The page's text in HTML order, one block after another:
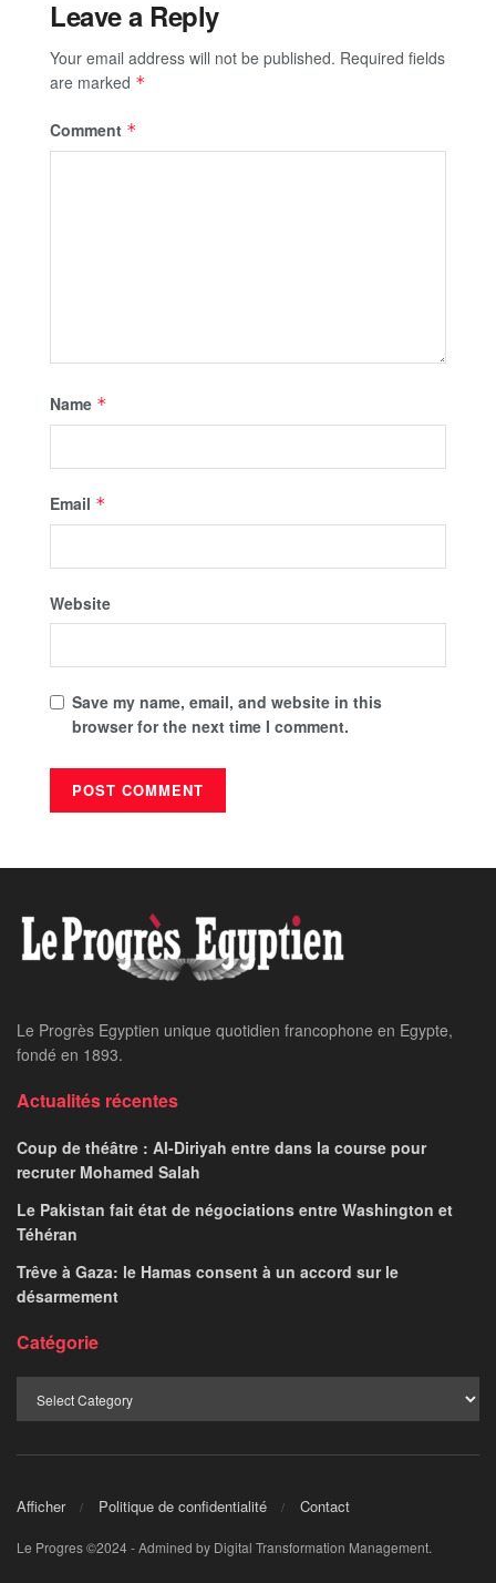
Leave a Reply
Your email address will not be published. Required fields
are marked *
Comment *
Name *
Email *
Website
Save my name, email, and website in this
browser for the next time I comment.
Le Progrès Egyptien unique quotidien francophone en Egypte,
fondé en 1893.
Actualités récentes
Coup de théâtre : Al-Diriyah entre dans la course pour
recruter Mohamed Salah
Le Pakistan fait état de négociations entre Washington et
Téhéran
Trêve à Gaza: le Hamas consent à un accord sur le
désarmement
Catégorie
Afficher Politique de confidentialité Contact
Le Progres ©2024 - Admined by Digital Transformation Management.